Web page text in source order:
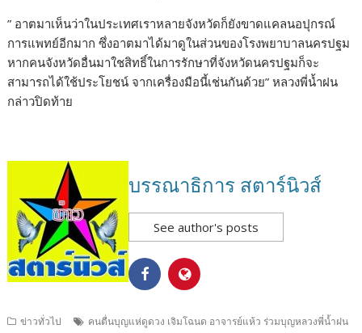
” อาตมาเห็นว่าในประเทศเราหลายจังหวัดก็ยังขาดแคลนอปุกรณ์
การแพทย์อีกมาก ซึ่งอาตมาได้มาดูในส่วนของโรงพยาบาลนครปฐม
หากคนจังหวัดอื่นมาใชสิทธิ์ในการรักษาที่จังหวัดนครปฐมก็จะ
สามารถได้ใช้ประโยชน์ จากเครื่องมือนี้เช่นกันด้วย” หลวงพี่น้ำฝน
กล่าวปิดท้าย
บรรณาธิการ สตาร์นิวส์
See author's posts
ข่าวทั่วไป
คนตื่นบุญแห่ดูดวง เจิมโฉนด อาจารย์แห้ว ร่วมบุญหลวงพี่น้ำฝน